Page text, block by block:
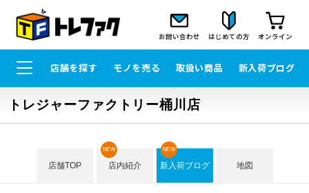
お問い合わせ はじめての方 オンライン
店舗を探す モノを売る 取扱い商品 新入荷ブログ
トレジャーファクトリー桶川店
店舗TOP 店内紹介
NEW
新入荷ブログ
NEW
地図